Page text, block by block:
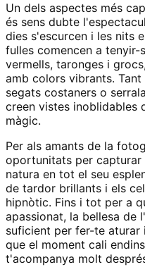
Un dels aspectes més
és sens dubte
dies s'escurcen i les nits
fulles comencen a
vermells, taronges i
amb colors vibrants.
segats costaners o
creen vistes inoblidables
màgic.
Per als amants de la
oportunitats per capturar
natura en tot el seu
de tardor brillants i els
hipnòtic. Fins i tot per a
apassionat, la bellesa de
suficient per fer-te aturar
que el moment cali
t'acompanya molt